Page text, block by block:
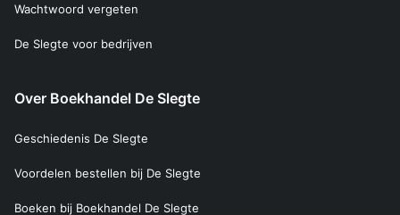
Wachtwoord vergeten
De Slegte voor bedrijven
Over Boekhandel De Slegte
Geschiedenis De Slegte
Voordelen bestellen bij De Slegte
Boeken bij Boekhandel De Slegte